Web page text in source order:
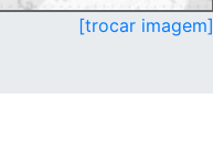
[trocar imagem]